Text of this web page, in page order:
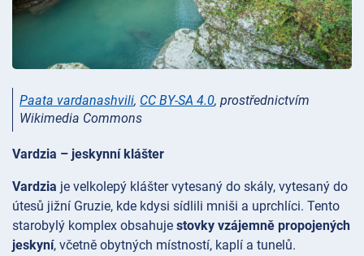
Paata vardanashvili, CC BY-SA 4.0, prostřednictvím
Wikimedia Commons
Vardzia – jeskynní klášter
Vardzia je velkolepý klášter vytesaný do skály, vytesaný do
útesů jižní Gruzie, kde kdysi sídlili mniši a uprchlíci. Tento
starobylý komplex obsahuje stovky vzájemně propojených
jeskyní, včetně obytných místností, kaplí a tunelů.